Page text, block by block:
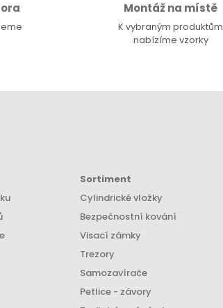
Montáž na místě
K vybraným produktům
nabízíme vzorky
Sortiment
Cylindrické vložky
Bezpečnostní kování
Visací zámky
Trezory
Samozavírače
Petlice - závory